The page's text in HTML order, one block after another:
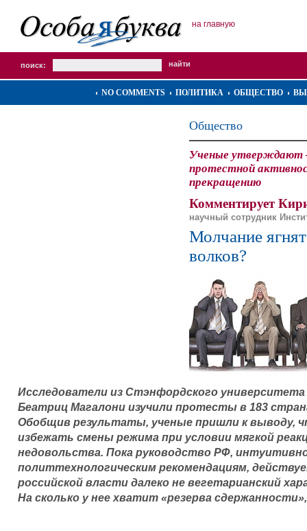
на главную
поиск:
NO COMMENTS ПОЛИТИКА ОБЩЕСТВО
Общество
Ученые утверждают
протестной
прекращению
Комментирует
научный сотрудник
Молчание
волков?
Исследователи из Стэнфордского университета
Беатриц Магалони изучили протесты в 183
Обобщив результаты, ученые пришли к выводу,
избежать смены режима при условии мягкой
недовольства. Пока руководство РФ,
политтехнологическим рекомендациям,
российской власти далеко не вегетарианский
На сколько у нее хватит «резерва